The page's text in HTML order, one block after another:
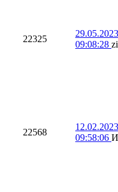
22325
29.05.2023
09:08:28
22568
12.02.2023
09:58:06